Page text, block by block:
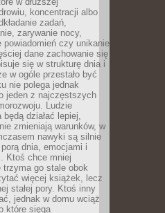
koncentracji albo
zadań,
zarywanie nocy,
powiadomień czy unikanie
dane zachowanie się
się w strukturę dnia i
w ogóle przestało być
nie polega jednak
jeden z najczęstszych
Ludzie
działać lepiej,
zmieniają warunków, w
nawyki są silnie
dnia, emocjami i
Ktoś chce mniej
go stale obok
więcej książek, lecz
stałej pory. Ktoś inny
jednak w domu wciąż
które sięga